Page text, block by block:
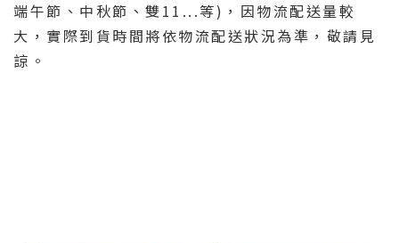
端午節、中秋節、雙11...等)，因物流配送量較
大，實際到貨時間將依物流配送狀況為準，敬請見
諒。